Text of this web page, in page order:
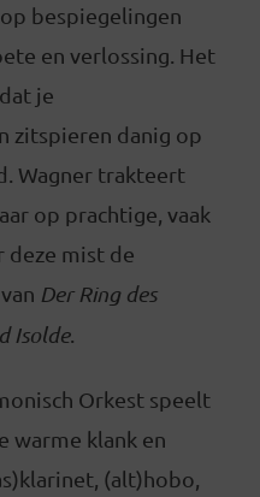
bespiegelingen
en verlossing. Het
je
zitspieren danig op
Wagner trakteert
op prachtige, vaak
deze mist de
Der Ring des
Isolde.
Orkest speelt
warme klank en
(alt)hobo,